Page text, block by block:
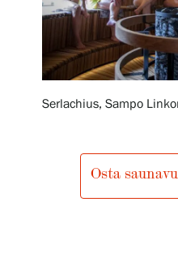
Palvelumme
SERLACHIUS+
Serlachius, Sampo
Osta